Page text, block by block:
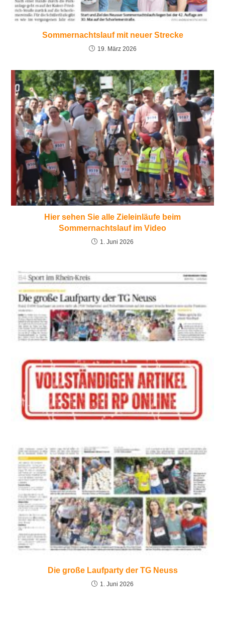
Sommernachtslauf mit neuer Strecke
19. März 2026
Hier sehen Sie alle Zieleinläufe beim
Sommernachtslauf im Video
1. Juni 2026
Die große Laufparty der TG Neuss
1. Juni 2026